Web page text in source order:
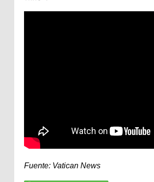
Fuente: Vatican News